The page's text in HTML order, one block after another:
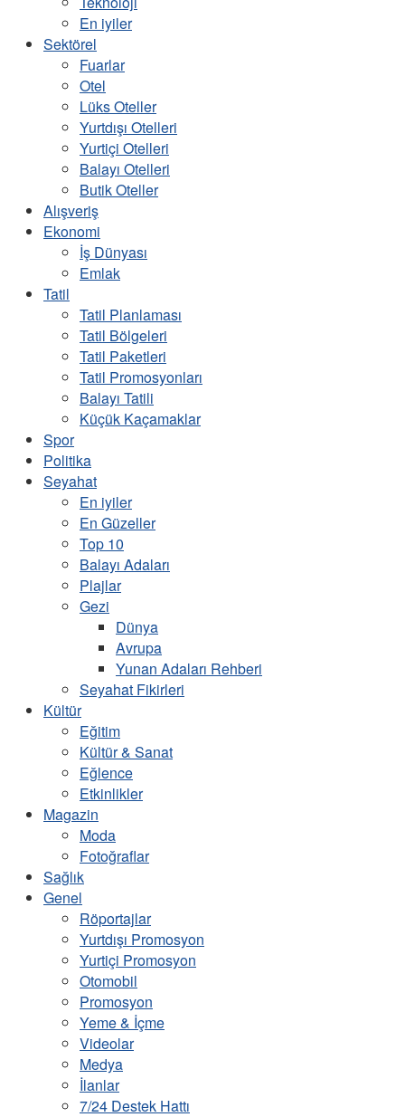
En iyiler
Sektörel
Fuarlar
Otel
Lüks Oteller
Yurtdışı Otelleri
Yurtiçi Otelleri
Balayı Otelleri
Butik Oteller
Alışveriş
Ekonomi
İş Dünyası
Emlak
Tatil
Tatil Planlaması
Tatil Bölgeleri
Tatil Paketleri
Tatil Promosyonları
Balayı Tatili
Küçük Kaçamaklar
Spor
Politika
Seyahat
En iyiler
En Güzeller
Top 10
Balayı Adaları
Plajlar
Gezi
Dünya
Avrupa
Yunan Adaları Rehberi
Seyahat Fikirleri
Kültür
Eğitim
Kültür & Sanat
Eğlence
Etkinlikler
Magazin
Moda
Fotoğraflar
Sağlık
Genel
Röportajlar
Yurtdışı Promosyon
Yurtiçi Promosyon
Otomobil
Promosyon
Yeme & İçme
Videolar
Medya
İlanlar
7/24 Destek Hattı